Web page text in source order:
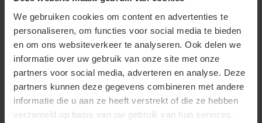
We gebruiken cookies om content en advertenties te
personaliseren, om functies voor social media te bieden
en om ons websiteverkeer te analyseren. Ook delen we
informatie over uw gebruik van onze site met onze
partners voor social media, adverteren en analyse. Deze
partners kunnen deze gegevens combineren met andere
informatie die u aan ze heeft verstrekt of die ze hebben
verzameld op basis van uw gebruik van hun services.
Acer palmatum 'Phoenix' snoeien en
onderhouden
Geef de Japanse esdoorn in het voorjaar wat
compostoftuinturfom de bodem te verrijken. Acer